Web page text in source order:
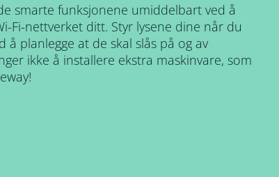
smarte funksjonene umiddelbart ved å
Fi-nettverket ditt. Styr lysene dine når du
å planlegge at de skal slås på og av
ikke å installere ekstra maskinvare, som